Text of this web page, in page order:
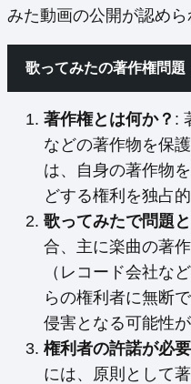
みた動画の公開が認めら
歌ってみたの著作権問題
著作権とは何か？ :
などの著作物を保
は、自身の著作物
どする権利を独占
歌ってみたで問題
合、主に楽曲の著
（レコード会社な
らの権利者に無断
侵害となる可能性が
権利者の許諾が必要
には、原則として